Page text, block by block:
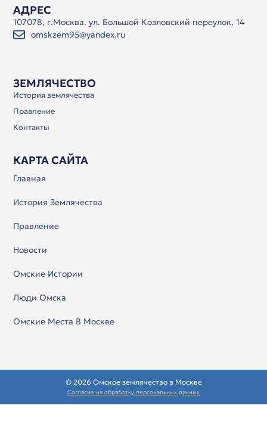
ЗЕМЛЯЧЕСТВО
История землячества
Правление
Контакты
КАРТА САЙТА
Главная
История Землячества
Правление
Новости
Омские Истории
Люди Омска
Омские Места В Москве
АДРЕС
107078, г.Москва. ул. Большой Козловский переулок, 14
omskzem95@yandex.ru
© 2026 Омское землячество в Москве
Согласие на обработку персональных данных